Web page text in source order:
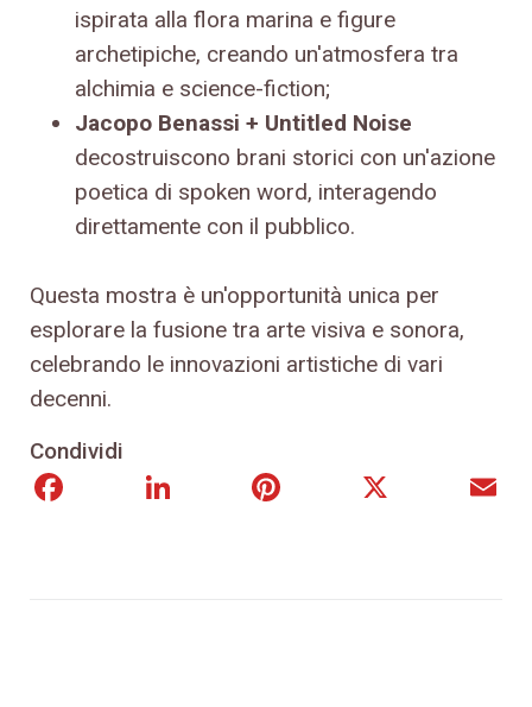
ispirata alla flora marina e figure
archetipiche, creando un'atmosfera tra
alchimia e science-fiction;
Jacopo Benassi + Untitled Noise
decostruiscono brani storici con un'azione
poetica di spoken word, interagendo
direttamente con il pubblico.
Questa mostra è un'opportunità unica per
esplorare la fusione tra arte visiva e sonora,
celebrando le innovazioni artistiche di vari
decenni.
Condividi
FacebookLinkedIn Pinterest